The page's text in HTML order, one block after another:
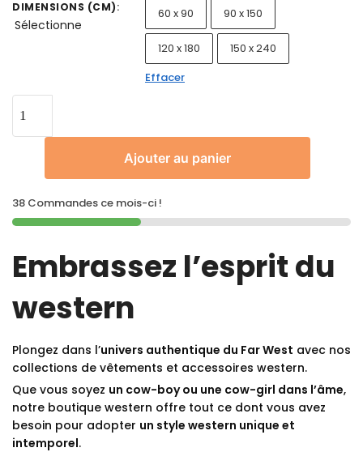
DIMENSIONS (CM):
Sélectionne
60 x 90 90 x 150
120 x 180
150 x 240
Effacer
Ajouter au panier
38 Commandes ce mois-ci !
Embrassez l’esprit du
western
Plongez dans l’univers authentique du Far West avec nos
collections de vêtements et accessoires western.
Que vous soyez un cow-boy ou une cow-girl dans l’âme,
notre boutique western offre tout ce dont vous avez
besoin pour adopter un style western unique et
intemporel.